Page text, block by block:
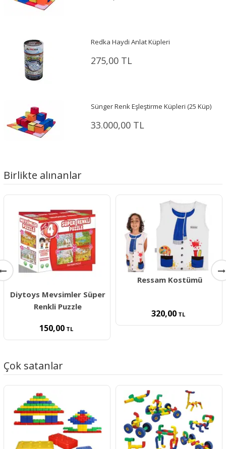
Redka Haydi Anlat Küpleri
275,00 TL
Sünger Renk Eşleştirme Küpleri (25 Küp)
33.000,00 TL
Birlikte alınanlar
Diytoys Mevsimler Süper
Renkli Puzzle
150,00 TL
Ressam Kostümü
320,00 TL
Çok satanlar